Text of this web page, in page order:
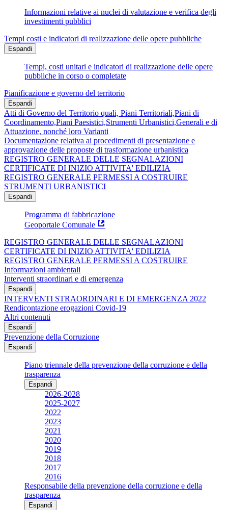
Informazioni relative ai nuclei di valutazione e verifica degli
investimenti pubblici
Tempi costi e indicatori di realizzazione delle opere pubbliche
Espandi
Tempi, costi unitari e indicatori di realizzazione delle opere
pubbliche in corso o completate
Pianificazione e governo del territorio
Espandi
Atti di Governo del Territorio quali, Piani Territoriali,Piani di
Coordinamento,Piani Paesistici,Strumenti Urbanistici,Generali e di
Attuazione, nonché loro Varianti
Documentazione relativa ai procedimenti di presentazione e
approvazione delle proposte di trasformazione urbanistica
REGISTRO GENERALE DELLE SEGNALAZIONI
CERTIFICATE DI INIZIO ATTIVITA' EDILIZIA
REGISTRO GENERALE PERMESSI A COSTRUIRE
STRUMENTI URBANISTICI
Espandi
Programma di fabbricazione
Geoportale Comunale
REGISTRO GENERALE DELLE SEGNALAZIONI
CERTIFICATE DI INIZIO ATTIVITA' EDILIZIA
REGISTRO GENERALE PERMESSI A COSTRUIRE
Informazioni ambientali
Interventi straordinari e di emergenza
Espandi
INTERVENTI STRAORDINARI E DI EMERGENZA 2022
Rendicontazione erogazioni Covid-19
Altri contenuti
Espandi
Prevenzione della Corruzione
Espandi
Piano triennale della prevenzione della corruzione e della
trasparenza
Espandi
2026-2028
2025-2027
2022
2023
2021
2020
2019
2018
2017
2016
Responsabile della prevenzione della corruzione e della
trasparenza
Espandi